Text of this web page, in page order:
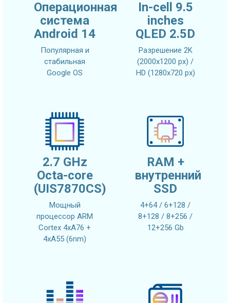
Операционная
система
Android 14
Популярная и
стабильная
Google OS
In-cell 9.5
inches
QLED 2.5D
Разрешение 2K
(2000x1200 px) /
HD (1280x720 px)
2.7 GHz
Octa-core
(UIS7870CS)
Мощный
процессор ARM
Cortex 4xA76 +
4xA55 (6nm)
RAM +
внутренний
SSD
4+64 / 6+128 /
8+128 / 8+256 /
12+256 Gb